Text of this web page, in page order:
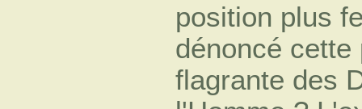
position plus
dénoncé
flagrante des